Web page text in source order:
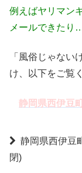
例えばヤリマン
メールできたり
「風俗じゃない
け、以下をご覧
静岡県西伊豆
静岡県西伊豆
閉)